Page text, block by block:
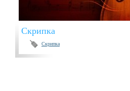
Скрипка
Скрипка